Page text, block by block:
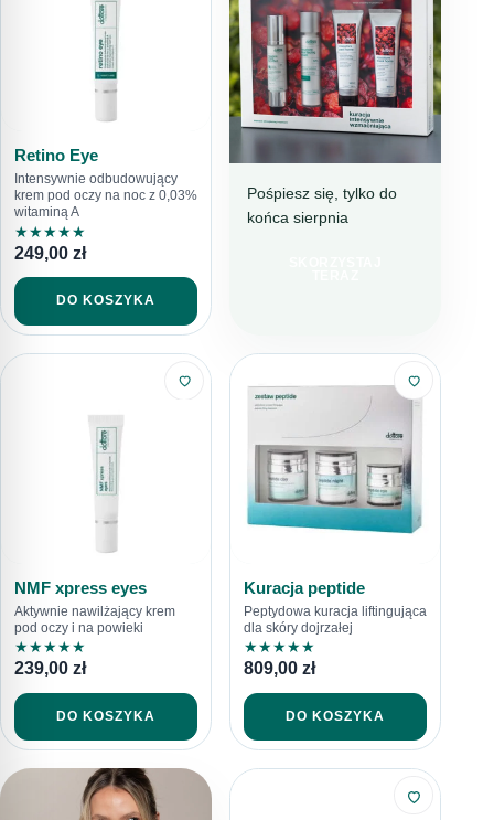
Retino Eye
Intensywnie odbudowujący
krem pod oczy na noc z 0,03%
witaminą A
★★★★★
249,00 zł
DO KOSZYKA
BESTSELLEROWA
Pośpiesz się, tylko do
końca sierpnia
NMF xpress eyes
Aktywnie nawilżający krem
pod oczy i na powieki
★★★★★
239,00 zł
DO KOSZYKA
Kuracja peptide
Peptydowa kuracja liftingująca
dla skóry dojrzałej
★★★★★
809,00 zł
DO KOSZYKA